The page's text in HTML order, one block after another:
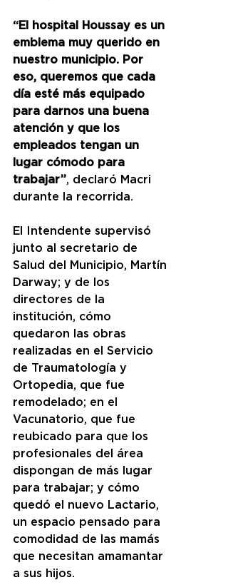
“El hospital Houssay es un
emblema muy querido en
nuestro municipio. Por
eso, queremos que cada
día esté más equipado
para darnos una buena
atención y que los
empleados tengan un
lugar cómodo para
trabajar”, declaró Macri
durante la recorrida.
El Intendente supervisó
junto al secretario de
Salud del Municipio, Martín
Darway; y de los
directores de la
institución, cómo
quedaron las obras
realizadas en el Servicio
de Traumatología y
Ortopedia, que fue
remodelado; en el
Vacunatorio, que fue
reubicado para que los
profesionales del área
dispongan de más lugar
para trabajar; y cómo
quedó el nuevo Lactario,
un espacio pensado para
comodidad de las mamás
que necesitan amamantar
a sus hijos.